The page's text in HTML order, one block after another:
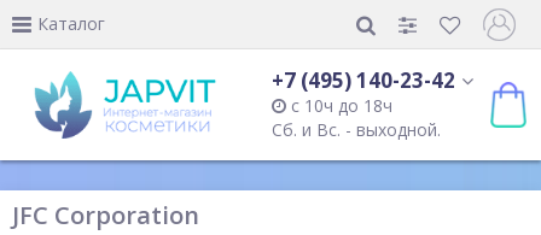
Каталог
+7 (495) 140-23-42
с 10ч до 18ч
Сб. и Вс. - выходной.
JFC Corporation